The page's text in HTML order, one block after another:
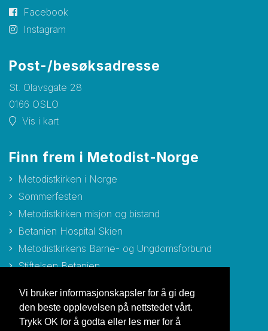
Vi bruker informasjonskapsler for å gi deg
den beste opplevelsen på nettstedet vårt.
Trykk OK for å godta eller les mer for å
Facebook
Instagram
Post-/besøksadresse
St. Olavsgate 28
0166 OSLO
Vis i kart
Finn frem i Metodist-Norge
Metodistkirken i Norge
Sommerfesten
Metodistkirken misjon og bistand
Betanien Hospital Skien
Metodistkirkens Barne- og Ungdomsforbund
Stiftelsen Betanien